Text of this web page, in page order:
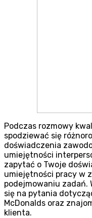
Podczas rozmowy
spodziewać się
doświadczenia
umiejętności
zapytać o Twoje
umiejętności pracy w
podejmowaniu zadań.
się na pytania
McDonalds oraz
klienta.